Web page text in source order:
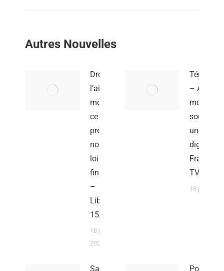
Autres Nouvelles
Droit à
l’aide à
mourir :
ce que
prévoit la
nouvelle
loi sur la
fin de vie
–
Libération
15/07/26
18 juillet
2026
– Aide à
mourir :
souhaite
une mort
digne » –
France
TV
18 juillet
Saisir le
Pourquoi